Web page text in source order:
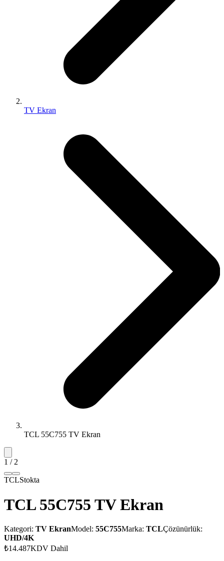
TV Ekran
TCL 55C755 TV Ekran
1 /2
TCLStokta
TCL 55C755 TV Ekran
Kategori: TV EkranModel: 55C755Marka: TCLÇözünürlük:
UHD/4K
₺14.487KDV Dahil